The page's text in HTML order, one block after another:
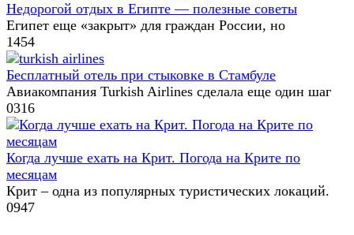
Недорогой отдых в Египте — полезные советы
Египет еще «закрыт» для граждан России, но
1454
Бесплатный отель при стыковке в Стамбуле
Авиакомпания Turkish Airlines сделала еще один шаг
0316
Когда лучше ехать на Крит. Погода на Крите по
месяцам
Крит – одна из популярных туристических локаций.
0947